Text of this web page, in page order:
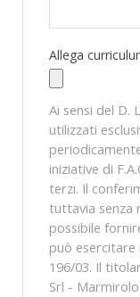
Allega
Ai sensi del D.
utilizzati
iniziative di
terzi. Il
tuttavia senza
possibile
può esercitare
196/03. Il
Srl -